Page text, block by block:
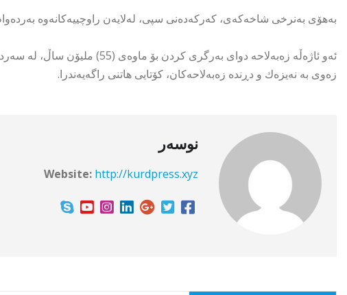
بەهۆی بەنرخی شاخەكەی، كەركەدەنی سپی، لەلایەن راوچییەكانەوە
ئەو ئاژەڵە زەبەلاحە دوای بەرگری
زەوی بە نەیزەك و دڕندە زەبەلاحەكان، كۆتایی هاتنی راگەیەندرا.
نوسەر
Website: http://kurdpress.xyz